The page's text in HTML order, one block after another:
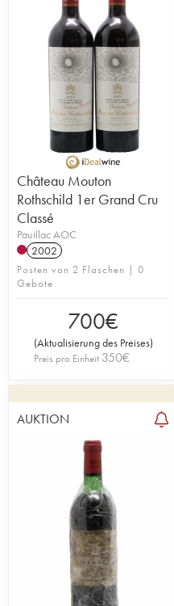
Château Mouton
Rothschild 1er Grand Cru
Classé
Pauillac AOC
2002
Posten von 2 Flaschen | 0
Gebote
700€
(Aktualisierung des Preises)
Preis pro Einheit 350€
AUKTION